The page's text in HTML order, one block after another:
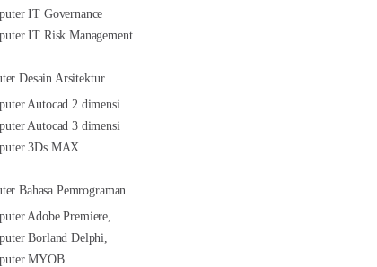
IT Governance
IT Risk Management
Desain Arsitektur
Autocad 2 dimensi
Autocad 3 dimensi
3Ds MAX
Bahasa Pemrograman
Adobe Premiere,
Borland Delphi,
MYOB